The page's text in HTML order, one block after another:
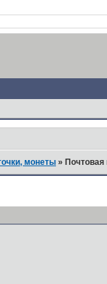
монеты »Почтовая